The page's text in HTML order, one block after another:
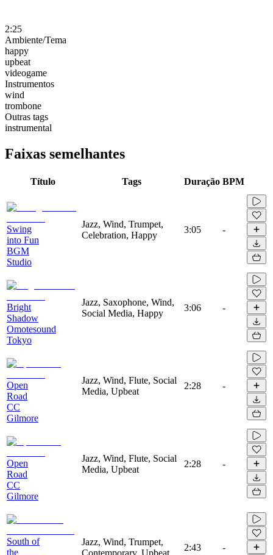
2:25
Ambiente/Tema
happy
upbeat
videogame
Instrumentos
wind
trombone
Outras tags
instrumental
Faixas semelhantes
Título Tags Duração BPM
Swing
into Fun
BGM
Studio
Jazz, Wind, Trumpet,
Celebration, Happy
3:05 -
Bright
Shadow
Omotesound
Tokyo
Jazz, Saxophone, Wind,
Social Media, Happy
3:06 -
Open
Road
CC
Gilmore
Jazz, Wind, Flute, Social
Media, Upbeat
2:28 -
Open
Road
CC
Gilmore
Jazz, Wind, Flute, Social
Media, Upbeat
2:28 -
South of
the
Jazz, Wind, Trumpet,
Contemporary, Upbeat
2:43 -